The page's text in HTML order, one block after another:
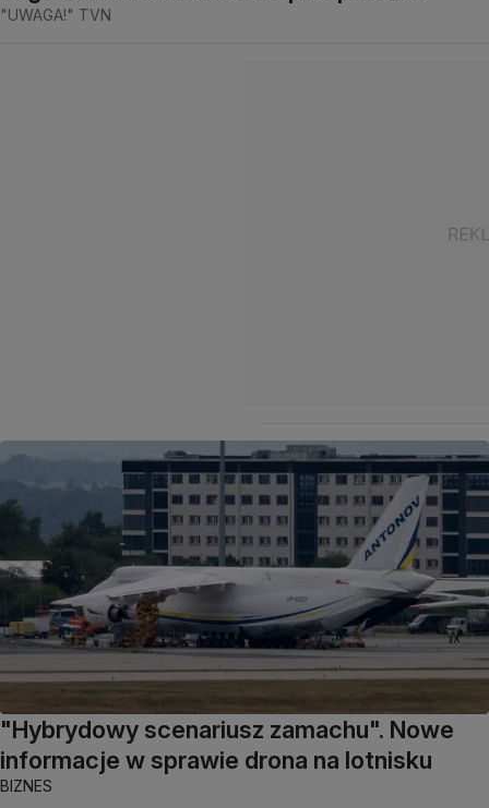
"UWAGA!" TVN
"Hybrydowy scenariusz zamachu". Nowe
informacje w sprawie drona na lotnisku
BIZNES